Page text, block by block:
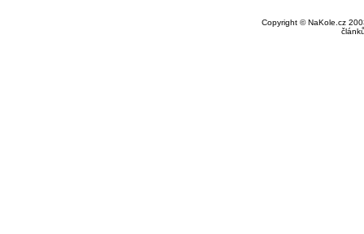
Copyright © NaKole.cz